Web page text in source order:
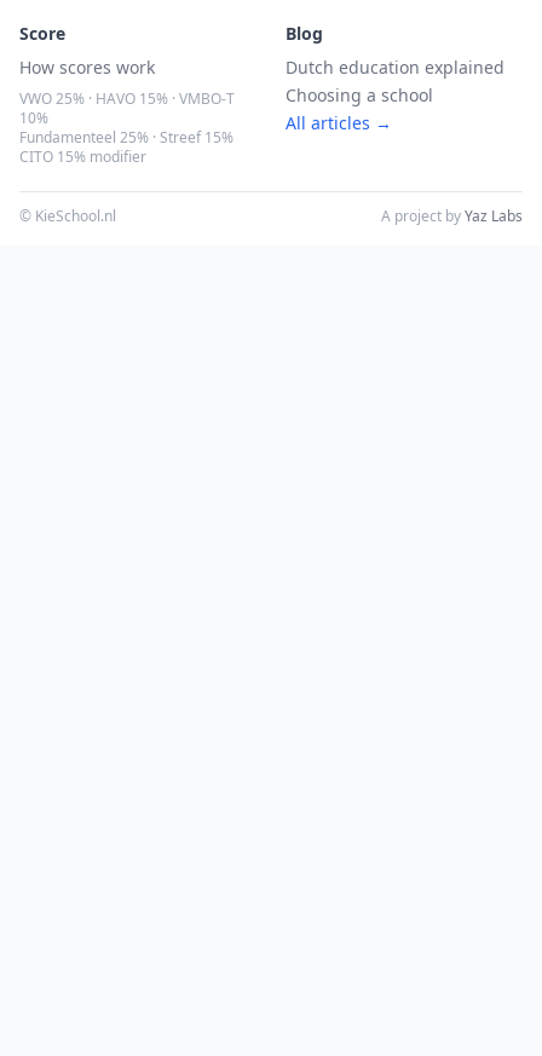
Score
How scores work
VWO 25% · HAVO 15% · VMBO-T
10%
Fundamenteel 25% · Streef 15%
CITO 15% modifier
Blog
Dutch education explained
Choosing a school
All articles →
© KieSchool.nl A project byYaz Labs